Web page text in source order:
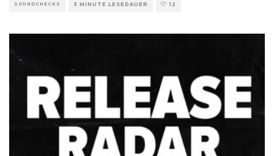
SOUNDCHECKS 3 MINUTE LESEDAUER 12